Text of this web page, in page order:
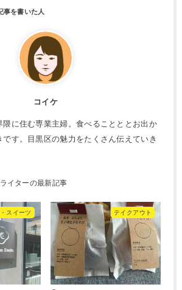
コイケ
隈に住む専業主婦。食べることととお出か
です。目黒区の魅力をたくさん伝えていき
スイーツ テイクアウト